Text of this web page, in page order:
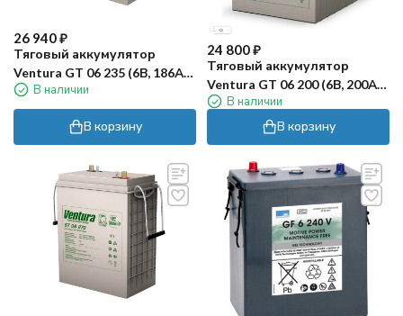
26 940₽
Тяговый аккумулятор
Ventura GT 06 235 (6В, 186Ач,
AGM)В наличии
В корзину
24 800₽
Тяговый аккумулятор
Ventura GT 06 200 (6В, 200Ач,
AGM)В наличии
В корзину